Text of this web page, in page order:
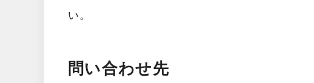
い。
問い合わせ先